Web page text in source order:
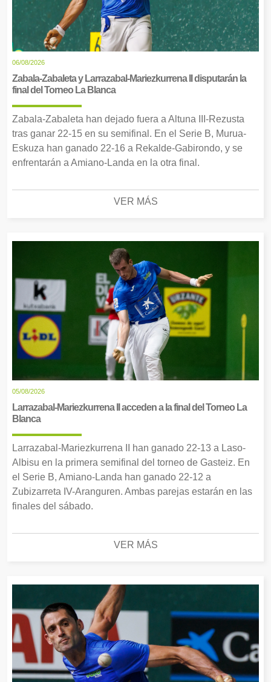
06/08/2026
Zabala-Zabaleta y Larrazabal-Mariezkurrena II disputarán la
final del Torneo La Blanca
Zabala-Zabaleta han dejado fuera a Altuna III-Rezusta
tras ganar 22-15 en su semifinal. En el Serie B, Murua-
Eskuza han ganado 22-16 a Rekalde-Gabirondo, y se
enfrentarán a Amiano-Landa en la otra final.
VER MÁS
05/08/2026
Larrazabal-Mariezkurrena II acceden a la final del Torneo La
Blanca
Larrazabal-Mariezkurrena II han ganado 22-13 a Laso-
Albisu en la primera semifinal del torneo de Gasteiz. En
el Serie B, Amiano-Landa han ganado 22-12 a
Zubizarreta IV-Aranguren. Ambas parejas estarán en las
finales del sábado.
VER MÁS